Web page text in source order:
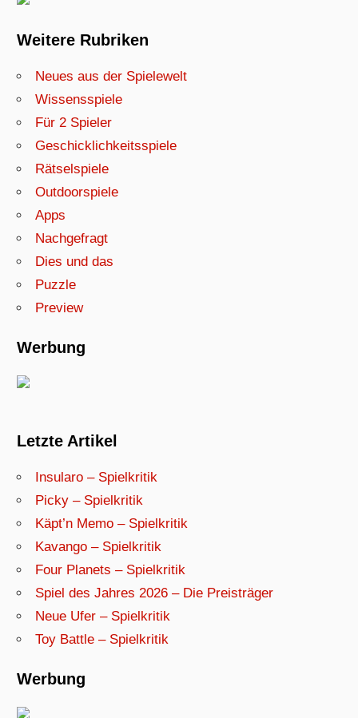
Weitere Rubriken
Neues aus der Spielewelt
Wissensspiele
Für 2 Spieler
Geschicklichkeitsspiele
Rätselspiele
Outdoorspiele
Apps
Nachgefragt
Dies und das
Puzzle
Preview
Werbung
Letzte Artikel
Insularo – Spielkritik
Picky – Spielkritik
Käpt’n Memo – Spielkritik
Kavango – Spielkritik
Four Planets – Spielkritik
Spiel des Jahres 2026 – Die Preisträger
Neue Ufer – Spielkritik
Toy Battle – Spielkritik
Werbung